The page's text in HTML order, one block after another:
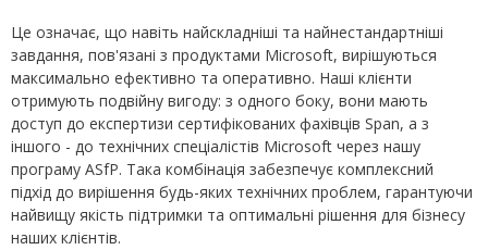
Це означає, що навіть найскладніші та найнестандартніші
завдання, пов'язані з продуктами Microsoft, вирішуються
максимально ефективно та оперативно. Наші клієнти
отримують подвійну вигоду: з одного боку, вони мають
доступ до експертизи сертифікованих фахівців Span, а з
іншого - до технічних спеціалістів Microsoft через нашу
програму ASfP. Така комбінація забезпечує комплексний
підхід до вирішення будь-яких технічних проблем, гарантуючи
найвищу якість підтримки та оптимальні рішення для бізнесу
наших клієнтів.